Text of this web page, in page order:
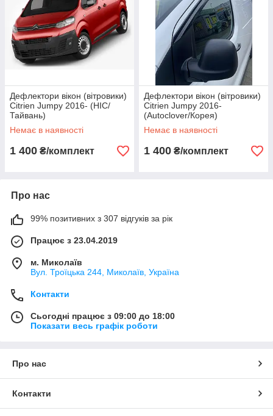
Дефлектори вікон (вітровики)
Citrien Jumpy 2016- (HIC/
Тайвань)
Немає в наявності
1 400 ₴/комплект
Дефлектори вікон (вітровики)
Citrien Jumpy 2016-
(Autoclover/Корея)
Немає в наявності
1 400 ₴/комплект
Про нас
99% позитивних з 307 відгуків за рік
Працює з 23.04.2019
м. Миколаїв
Вул. Троїцька 244, Миколаїв, Україна
Контакти
Сьогодні працює з 09:00 до 18:00
Показати весь графік роботи
Про нас
Контакти